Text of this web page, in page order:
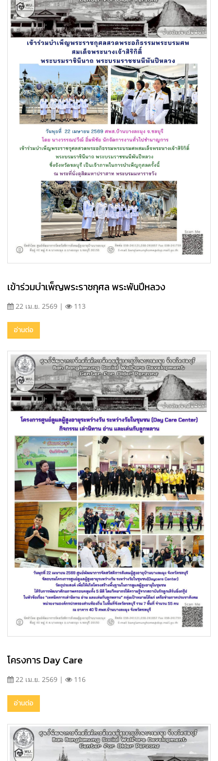
เข้าร่วมบำเพ็ญพระราชกุศล พระพันปีหลวง
22 เม.ย. 2569 | 113
อ่านต่อ
โครงการ Day Care
22 เม.ย. 2569 | 116
อ่านต่อ